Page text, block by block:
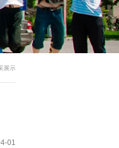
展示
01